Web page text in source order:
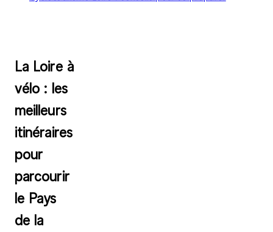
La Loire à
vélo : les
meilleurs
itinéraires
pour
parcourir
le Pays
de la